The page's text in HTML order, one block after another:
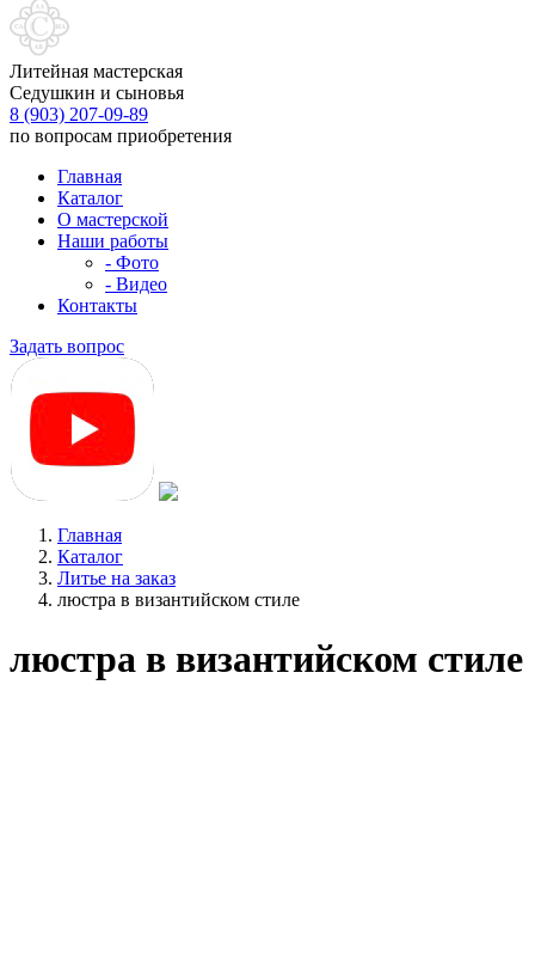
Литейная мастерская
Седушкин и сыновья
8 (903) 207-09-89
по вопросам приобретения
Главная
Каталог
О мастерской
Наши работы
- Фото
- Видео
Контакты
Задать вопрос
Главная
Каталог
Литье на заказ
люстра в византийском стиле
люстра в византийском стиле